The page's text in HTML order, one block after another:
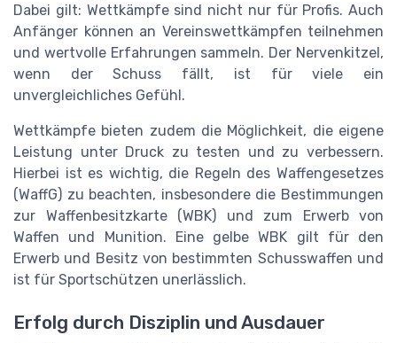
Dabei gilt: Wettkämpfe sind nicht nur für Profis. Auch
Anfänger können an Vereinswettkämpfen teilnehmen
und wertvolle Erfahrungen sammeln. Der Nervenkitzel,
wenn der Schuss fällt, ist für viele ein
unvergleichliches Gefühl.
Wettkämpfe bieten zudem die Möglichkeit, die eigene
Leistung unter Druck zu testen und zu verbessern.
Hierbei ist es wichtig, die Regeln des Waffengesetzes
(WaffG) zu beachten, insbesondere die Bestimmungen
zur Waffenbesitzkarte (WBK) und zum Erwerb von
Waffen und Munition. Eine gelbe WBK gilt für den
Erwerb und Besitz von bestimmten Schusswaffen und
ist für Sportschützen unerlässlich.
Erfolg durch Disziplin und Ausdauer